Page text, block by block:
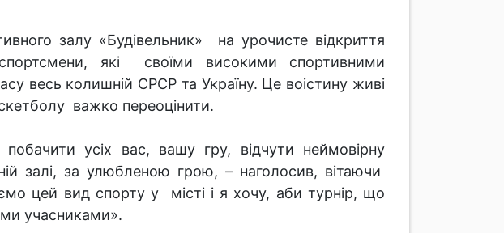
залу «Будівельник» на урочисте відкриття
які своїми високими спортивними
весь колишній СРСР та Україну. Це воістину живі
важко переоцінити.
усіх вас, вашу гру, відчути неймовірну
залі, за улюбленою грою, – наголосив, вітаючи
цей вид спорту у місті і я хочу, аби турнір, що
учасниками».